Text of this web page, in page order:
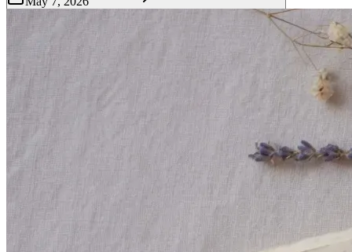
ईमानदार संदेश